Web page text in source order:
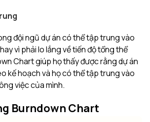
đội ngũ dự án có thể tập trung vào
vì phải lo lắng về tiến độ tổng thể
Chart giúp họ thấy được rằng dự án
kế hoạch và họ có thể tập trung vào
việc của mình.
Burndown Chart